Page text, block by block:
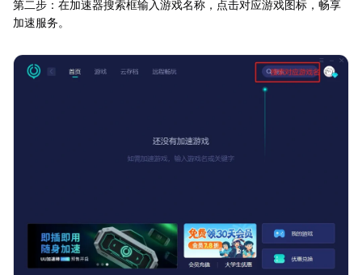
第二步：在加速器搜索框输入游戏名称，点击对应游戏图标，畅享
加速服务。